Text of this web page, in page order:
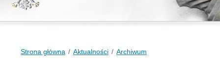
Strona główna Aktualności Archiwum